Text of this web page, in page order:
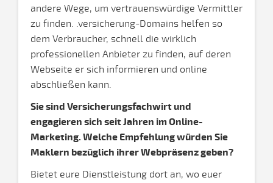
andere Wege, um vertrauenswürdige Vermittler
zu finden. .versicherung-Domains helfen so
dem Verbraucher, schnell die wirklich
professionellen Anbieter zu finden, auf deren
Webseite er sich informieren und online
abschließen kann.
Sie sind Versicherungsfachwirt und
engagieren sich seit Jahren im Online-
Marketing. Welche Empfehlung würden Sie
Maklern bezüglich ihrer Webpräsenz geben?
Bietet eure Dienstleistung dort an, wo euer